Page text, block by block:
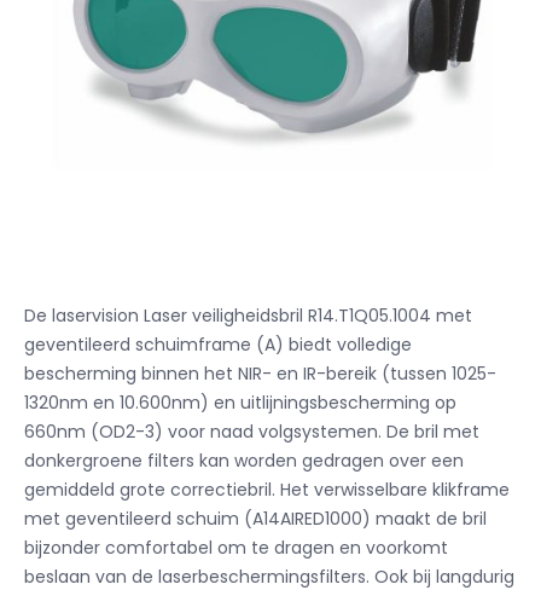
De laservision Laser veiligheidsbril R14.T1Q05.1004 met
geventileerd schuimframe (A) biedt volledige
bescherming binnen het NIR- en IR-bereik (tussen 1025-
1320nm en 10.600nm) en uitlijningsbescherming op
660nm (OD2-3) voor naad volgsystemen. De bril met
donkergroene filters kan worden gedragen over een
gemiddeld grote correctiebril. Het verwisselbare klikframe
met geventileerd schuim (A14AIRED1000) maakt de bril
bijzonder comfortabel om te dragen en voorkomt
beslaan van de laserbeschermingsfilters. Ook bij langdurig